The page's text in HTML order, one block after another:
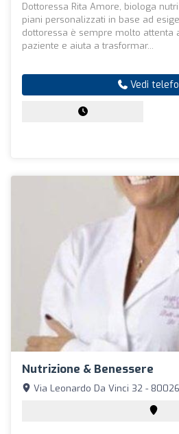
Dottoressa Rita Amore, biologa
piani personalizzati in base ad
dottoressa è sempre molto attenta
paziente e aiuta a trasformar...
Vedi
Nutrizione & Benessere
Via Leonardo Da Vinci 32 -